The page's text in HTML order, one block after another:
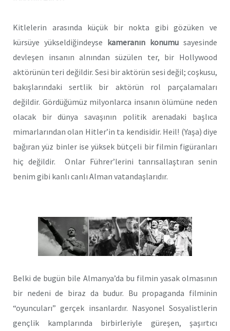
Kitlelerin arasında küçük bir nokta gibi gözüken ve
kürsüye yükseldiğindeyse kameranın konumu sayesinde
devleşen insanın alnından süzülen ter, bir Hollywood
aktörünün teri değildir. Sesi bir aktörün sesi değil; coşkusu,
bakışlarındaki sertlik bir aktörün rol parçalamaları
değildir. Gördüğümüz milyonlarca insanın ölümüne neden
olacak bir dünya savaşının politik arenadaki başlıca
mimarlarından olan Hitler’in ta kendisidir. Heil! (Yaşa) diye
bağıran yüz binler ise yüksek bütçeli bir filmin figüranları
hiç değildir. Onlar Führer’lerini tanrısallaştıran senin
benim gibi kanlı canlı Alman vatandaşlarıdır.
Belki de bugün bile Almanya’da bu filmin yasak olmasının
bir nedeni de biraz da budur. Bu propaganda filminin
“oyuncuları” gerçek insanlardır. Nasyonel Sosyalistlerin
gençlik kamplarında birbirleriyle güreşen, şaşırtıcı